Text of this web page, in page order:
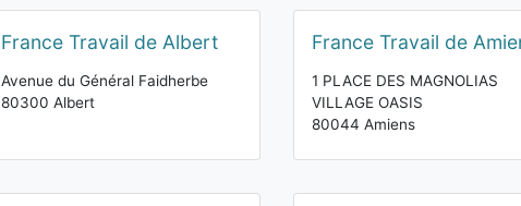
France Travail de Albert
Avenue du Général Faidherbe
80300 Albert
France Travail de
1 PLACE DES MAGNOLIAS
VILLAGE OASIS
80044 Amiens